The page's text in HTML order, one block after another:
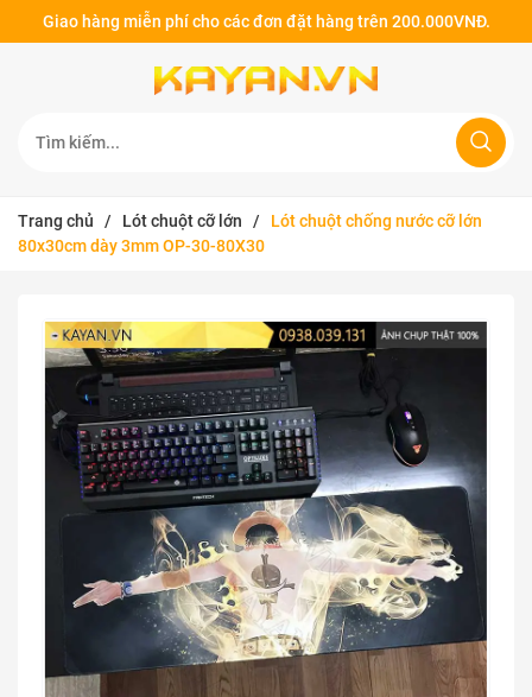
Giao hàng miễn phí cho các đơn đặt hàng trên 200.000VNĐ.
Trang chủ / Lót chuột cỡ lớn /
Lót chuột chống nước cỡ lớn
80x30cm dày 3mm OP-30-80X30